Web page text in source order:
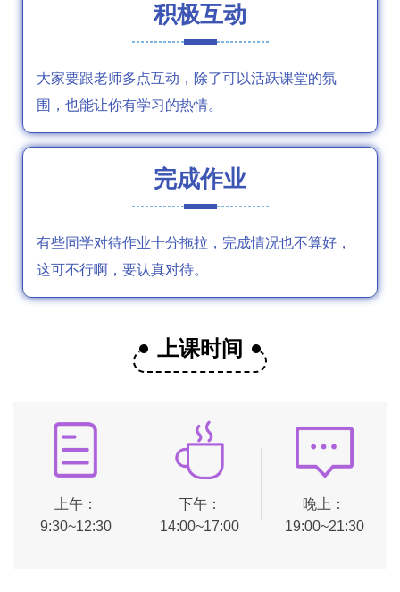
积极互动
大家要跟老师多点互动，除了可以活跃课堂的氛
围，也能让你有学习的热情。
完成作业
有些同学对待作业十分拖拉，完成情况也不算好，
这可不行啊，要认真对待。
上课时间
上午：
9:30~12:30
下午：
14:00~17:00
晚上：
19:00~21:30